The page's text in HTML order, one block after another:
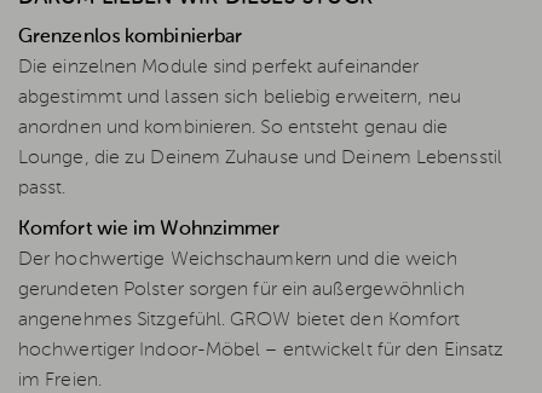
Grenzenlos kombinierbar
Die einzelnen Module sind perfekt aufeinander
abgestimmt und lassen sich beliebig erweitern, neu
anordnen und kombinieren. So entsteht genau die
Lounge, die zu Deinem Zuhause und Deinem Lebensstil
passt.
Komfort wie im Wohnzimmer
Der hochwertige Weichschaumkern und die weich
gerundeten Polster sorgen für ein außergewöhnlich
angenehmes Sitzgefühl. GROW bietet den Komfort
hochwertiger Indoor-Möbel – entwickelt für den Einsatz
im Freien.